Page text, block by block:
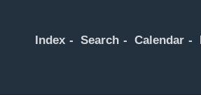
Index Search Calendar